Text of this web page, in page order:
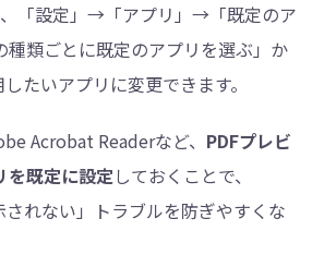
「設定」→「アプリ」→「既定のア
類ごとに既定のアプリを選ぶ」か
たいアプリに変更できます。
Acrobat Readerなど、 PDFプレビ
を既定に設定しておくことで、
されない」トラブルを防ぎやすくな